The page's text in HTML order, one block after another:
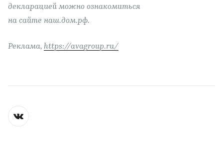
декларацией можно ознакомиться
на сайте наш.дом.рф.
Реклама, https://avagroup.ru/